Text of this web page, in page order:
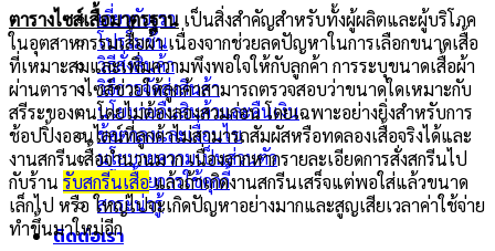
เกี่ยวกับเรา
โปรโมชั่น
วิธีสั่งสินค้า
วิธีการจัดส่งสินค้า
นโยบายคืนสินค้าและคืนเงิน
ข้อตกลงและเงื่อนไข
นโยบายความเป็นส่วนตัว
นโยบายการใช้คุกกี้
สาระน่ารู้
ติดต่อเรา
ตารางไซส์เสื้อมาตรฐาน เป็นสิ่งสำคัญสำหรับทั้งผู้ผลิตและผู้บริโภค
ในอุตสาหกรรมเสื้อผ้า เนื่องจากช่วยลดปัญหาในการเลือกขนาดเสื้อ
ที่เหมาะสมและเพิ่มความพึงพอใจให้กับลูกค้า การระบุขนาดเสื้อผ้า
ผ่านตารางไซส์ช่วยให้ลูกค้าสามารถตรวจสอบว่าขนาดใดเหมาะกับ
สรีระของตนโดยไม่ต้องลองสวมก่อน โดยเฉพาะอย่างยิ่งสำหรับการ
ช้อปปิ้งออนไลน์ที่ลูกค้าไม่สามารถสัมผัสหรือทดลองเสื้อจริงได้และ
งานสกรีนเสื้อจำนวนมาก เนื่องจากหากรายละเอียดการสั่งสกรีนไป
กับร้าน รับสกรีนเสื้อแล้วถ้าเกิดงานสกรีนเสร็จแต่พอใส่แล้วขนาด
เล็กไป หรือ ใหญ่ไปจะเกิดปัญหาอย่างมากและสูญเสียเวลาค่าใช้จ่าย
ทำขึ้นมาใหม่อีก